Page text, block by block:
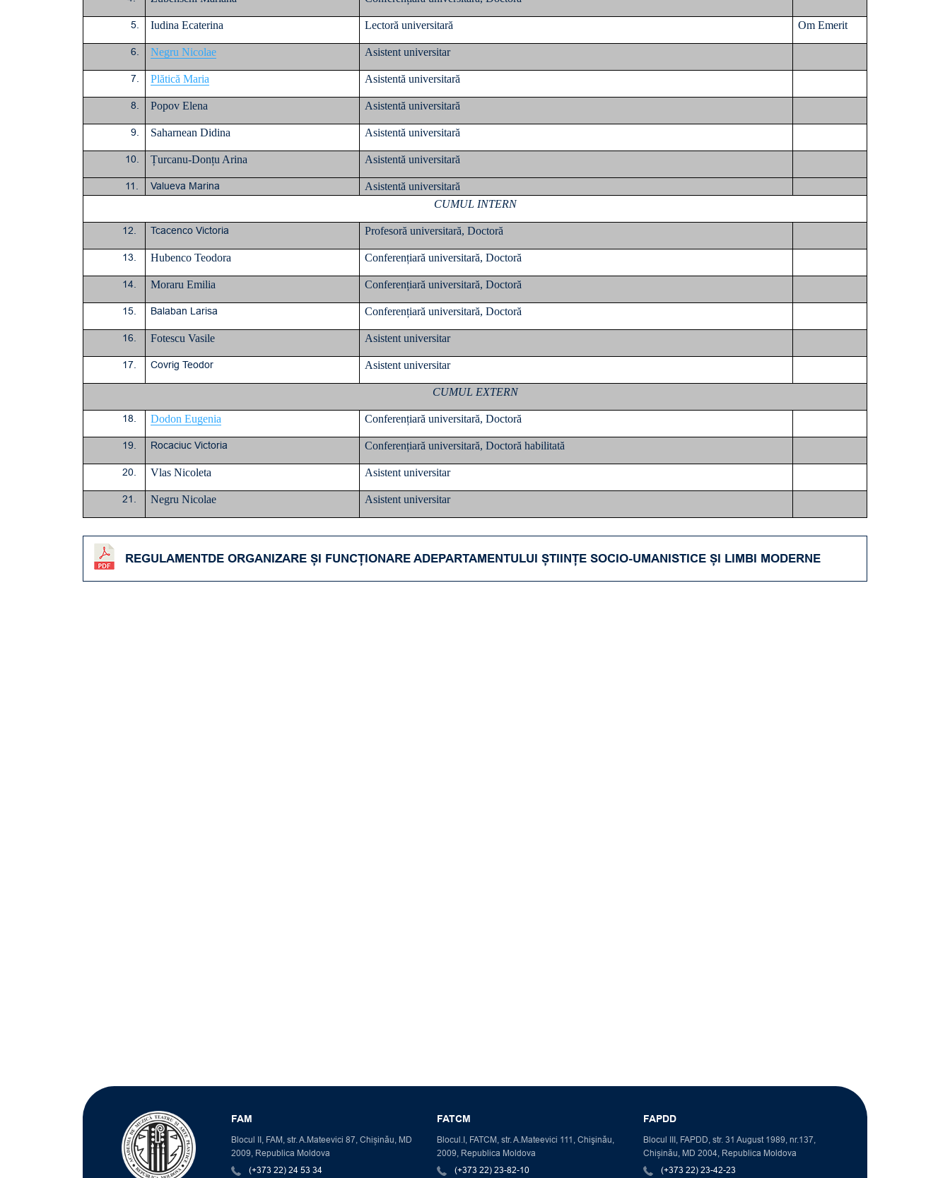
5. Iudina Ecaterina Lectoră universitară Om Emerit
6. Negru Nicolae Asistent universitar
7. Plătică Maria Asistentă universitară
8. Popov Elena Asistentă universitară
9. Saharnean Didina Asistentă universitară
10. Țurcanu-Donțu Arina Asistentă universitară
11. Valueva Marina
Asistentă universitară
CUMUL INTERN
12. Tcacenco Victoria Profesoră universitară, Doctoră
13. Hubenco Teodora Conferențiară universitară, Doctoră
14. Moraru Emilia Conferențiară universitară, Doctoră
15. Balaban Larisa Conferențiară universitară, Doctoră
16. Fotescu Vasile Asistent universitar
17. Covrig Teodor Asistent universitar
CUMUL EXTERN
18. Dodon Eugenia Conferențiară universitară, Doctoră
19. Rocaciuc Victoria Conferențiară universitară, Doctoră habilitată
20. Vlas Nicoleta Asistent universitar
21. Negru Nicolae Asistent universitar
REGULAMENTDE ORGANIZARE ȘI FUNCȚIONARE ADEPARTAMENTULUI ȘTIINȚE SOCIO-UMANISTICE ȘI LIMBI MODERNE
FAM
Blocul II, FAM, str. A.Mateevici 87, Chișinău, MD
2009, Republica Moldova
(+373 22) 24 53 34
FATCM
Blocul.I, FATCM, str. A.Mateevici 111, Chişinău,
2009, Republica Moldova
(+373 22) 23-82-10
FAPDD
Blocul III, FAPDD, str. 31 August 1989, nr.137,
Chișinău, MD 2004, Republica Moldova
(+373 22) 23-42-23